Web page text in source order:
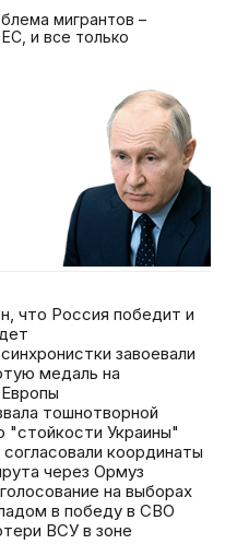
мигрантов –
и все только
что Россия победит и
завоевали
медаль на
тошнотворной
"стойкости Украины"
координаты
через Ормуз
на выборах
в победу в СВО
ВСУ в зоне